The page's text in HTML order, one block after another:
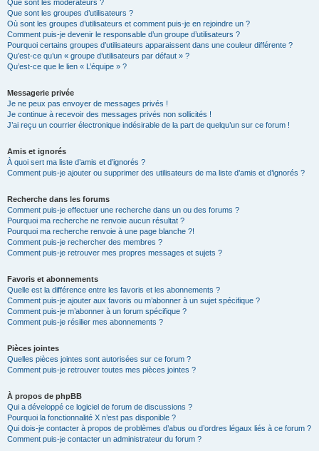
Que sont les modérateurs ?
Que sont les groupes d’utilisateurs ?
Où sont les groupes d’utilisateurs et comment puis-je en rejoindre un ?
Comment puis-je devenir le responsable d’un groupe d’utilisateurs ?
Pourquoi certains groupes d’utilisateurs apparaissent dans une couleur différente ?
Qu’est-ce qu’un « groupe d’utilisateurs par défaut » ?
Qu’est-ce que le lien « L’équipe » ?
Messagerie privée
Je ne peux pas envoyer de messages privés !
Je continue à recevoir des messages privés non sollicités !
J’ai reçu un courrier électronique indésirable de la part de quelqu’un sur ce forum !
Amis et ignorés
À quoi sert ma liste d’amis et d’ignorés ?
Comment puis-je ajouter ou supprimer des utilisateurs de ma liste d’amis et d’ignorés ?
Recherche dans les forums
Comment puis-je effectuer une recherche dans un ou des forums ?
Pourquoi ma recherche ne renvoie aucun résultat ?
Pourquoi ma recherche renvoie à une page blanche ?!
Comment puis-je rechercher des membres ?
Comment puis-je retrouver mes propres messages et sujets ?
Favoris et abonnements
Quelle est la différence entre les favoris et les abonnements ?
Comment puis-je ajouter aux favoris ou m’abonner à un sujet spécifique ?
Comment puis-je m’abonner à un forum spécifique ?
Comment puis-je résilier mes abonnements ?
Pièces jointes
Quelles pièces jointes sont autorisées sur ce forum ?
Comment puis-je retrouver toutes mes pièces jointes ?
À propos de phpBB
Qui a développé ce logiciel de forum de discussions ?
Pourquoi la fonctionnalité X n’est pas disponible ?
Qui dois-je contacter à propos de problèmes d’abus ou d’ordres légaux liés à ce forum ?
Comment puis-je contacter un administrateur du forum ?